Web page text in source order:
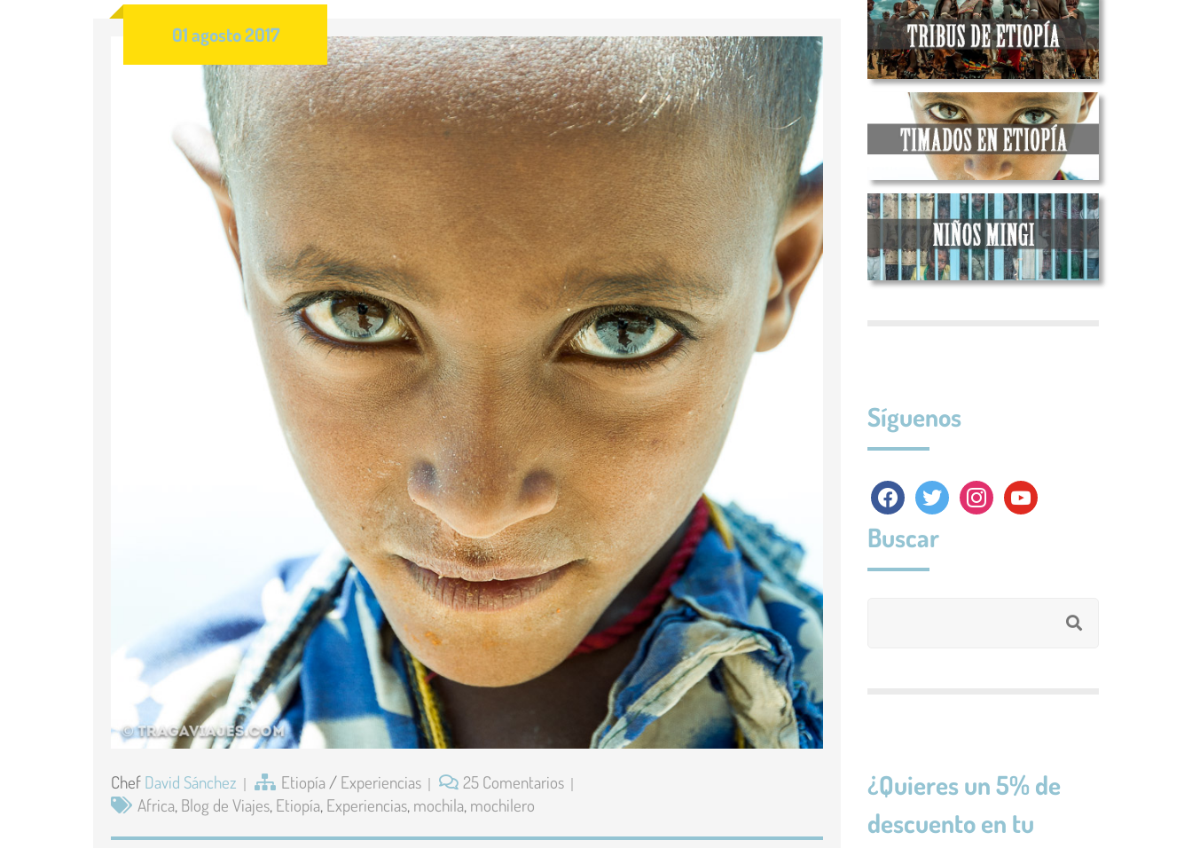
Andalucía
Galicia
La Rioja
Madrid
01 agosto 2017
Chef David Sánchez Etiopía / Experiencias
25 Comentarios
Africa, Blog de Viajes, Etiopía, Experiencias, mochila, mochilero
Síguenos
facebooktwitter instagramyoutube
Buscar
¿Quieres un 5% de
descuento en tu